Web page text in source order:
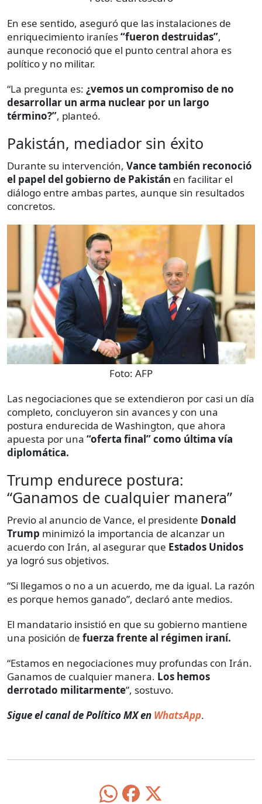
En ese sentido, aseguró que las instalaciones de
enriquecimiento iraníes“fueron destruidas”,
aunque reconoció que el punto central ahora es
político y no militar.
“La pregunta es: ¿vemos un compromiso de no
desarrollar un arma nuclear por un largo
término?”, planteó.
Pakistán, mediador sin éxito
Durante su intervención, Vance también reconoció
el papel del gobierno de Pakistán en facilitar el
diálogo entre ambas partes, aunque sin resultados
concretos.
Foto: AFP
Las negociaciones que se extendieron por casi un día
completo, concluyeron sin avances y con una
postura endurecida de Washington, que ahora
apuesta por una “oferta final” como última vía
diplomática.
Trump endurece postura:
“Ganamos de cualquier manera”
Previo al anuncio de Vance, el presidente Donald
Trump minimizó la importancia de alcanzar un
acuerdo con Irán, al asegurar que Estados Unidos
ya logró sus objetivos.
“Si llegamos o no a un acuerdo, me da igual. La razón
es porque hemos ganado”, declaró ante medios.
El mandatario insistió en que su gobierno mantiene
una posición de fuerza frente al régimen iraní.
“Estamos en negociaciones muy profundas con Irán.
Ganamos de cualquier manera. Los hemos
derrotado militarmente”, sostuvo.
Sigue el canal de Político MX en WhatsApp.